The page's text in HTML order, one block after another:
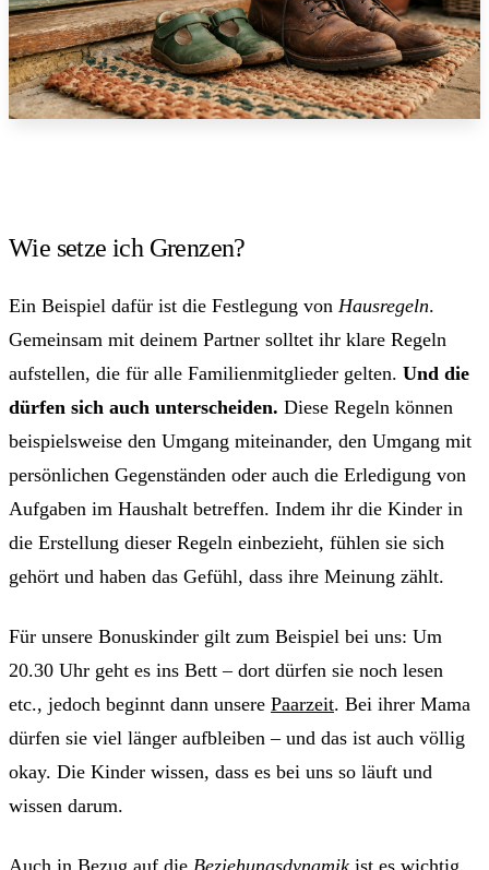
Wie setze ich Grenzen?
Ein Beispiel dafür ist die Festlegung von Hausregeln.
Gemeinsam mit deinem Partner solltet ihr klare Regeln
aufstellen, die für alle Familienmitglieder gelten. Und die
dürfen sich auch unterscheiden. Diese Regeln können
beispielsweise den Umgang miteinander, den Umgang mit
persönlichen Gegenständen oder auch die Erledigung von
Aufgaben im Haushalt betreffen. Indem ihr die Kinder in
die Erstellung dieser Regeln einbezieht, fühlen sie sich
gehört und haben das Gefühl, dass ihre Meinung zählt.
Für unsere Bonuskinder gilt zum Beispiel bei uns: Um
20.30 Uhr geht es ins Bett – dort dürfen sie noch lesen
etc., jedoch beginnt dann unsere Paarzeit. Bei ihrer Mama
dürfen sie viel länger aufbleiben – und das ist auch völlig
okay. Die Kinder wissen, dass es bei uns so läuft und
wissen darum.
Auch in Bezug auf die Beziehungsdynamik ist es wichtig,